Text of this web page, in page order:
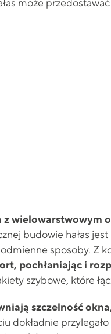
może
wielowarstwowym
budowie hałas
sposoby. Z
pochłaniając i
szybowe, które
szczelność
dokładnie